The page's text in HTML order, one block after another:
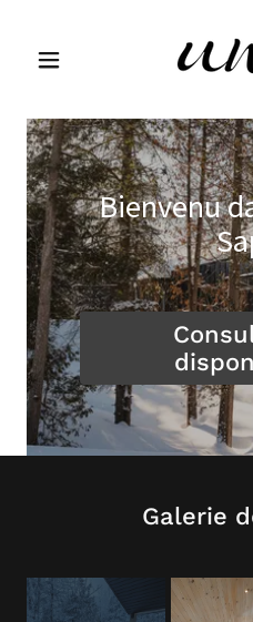
Bienvenu
Galerie